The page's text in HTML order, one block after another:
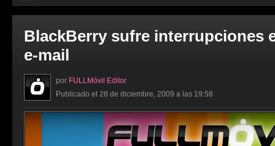
BlackBerry sufre interrupciones
e-mail
por FULLMóvil Editor
Publicado el 28 de diciembre, 2009 a las 19:58